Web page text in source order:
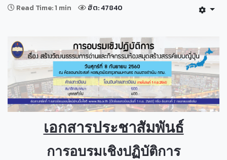
Read Time: 1 min ฮิต: 47840
เอกสารประชาสัมพันธ์
การอบรมเชิงปฏิบัติการ